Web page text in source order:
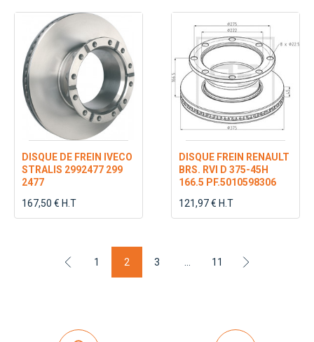
DISQUE DE FREIN IVECO
STRALIS 2992477 299
2477
167,50 € H.T
DISQUE FREIN RENAULT
BRS. RVI D 375-45H
166.5 PF.5010598306
121,97 € H.T
1 2 3 … 11